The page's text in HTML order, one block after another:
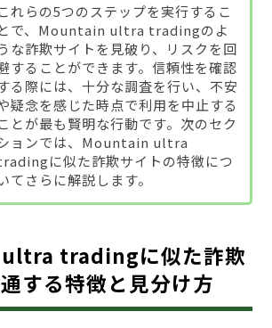
これらの5つのステップを実行するこ
とで、Mountain ultra tradingのよ
な詐欺サイトを見破り、リスクを回
することができます。信頼性を確認
る際には、十分な調査を行い、不安
疑念を感じた時点で利用を中止する
ことが最も賢明な行動です。次のセク
ョンでは、Mountain ultra
に似た詐欺サイトの特徴につ
てさらに解説します。
tradingに似た詐欺
する特徴と見分け方